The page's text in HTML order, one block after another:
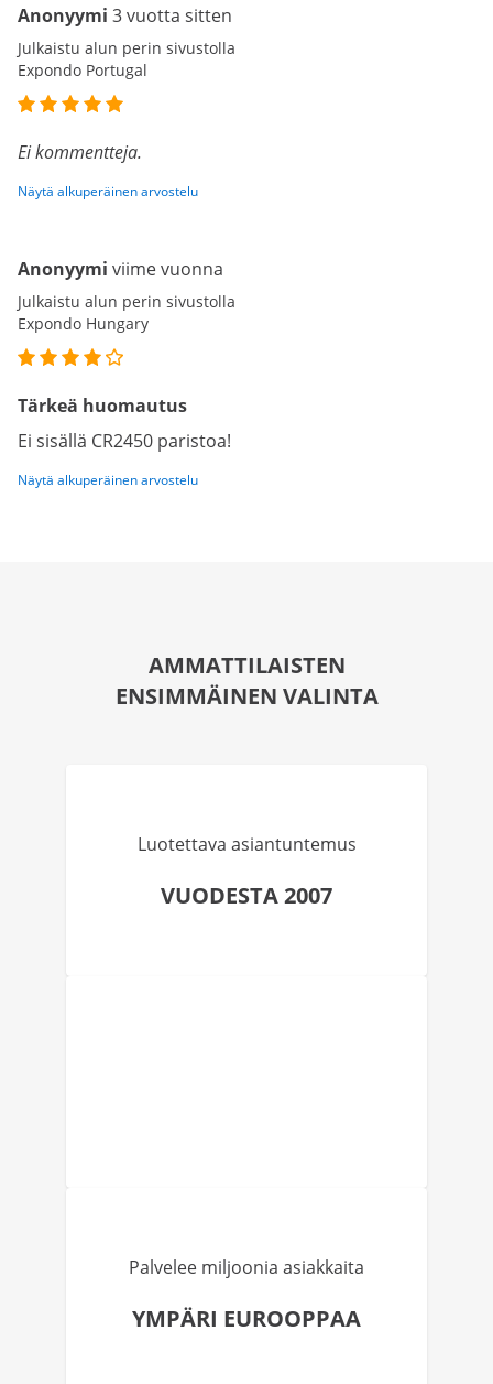
Anonyymi 3 vuotta sitten
Julkaistu alun perin sivustolla
Expondo Portugal
Ei kommentteja.
Näytä alkuperäinen arvostelu
Anonyymi viime vuonna
Julkaistu alun perin sivustolla
Expondo Hungary
Tärkeä huomautus
Ei sisällä CR2450 paristoa!
Näytä alkuperäinen arvostelu
AMMATTILAISTEN
ENSIMMÄINEN VALINTA
Luotettava asiantuntemus
VUODESTA 2007
Palvelee miljoonia asiakkaita
YMPÄRI EUROOPPAA